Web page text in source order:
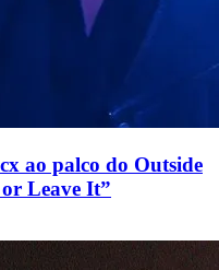
ao palco do Outside
Leave It”